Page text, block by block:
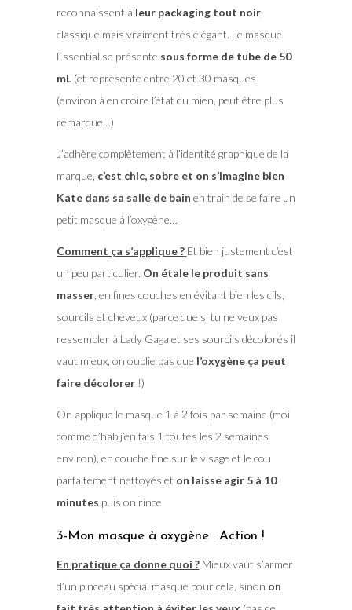
reconnaissent à leur packaging tout noir,
classique mais vraiment très élégant. Le masque
Essential se présente sous forme de tube de 50
mL(et représente entre 20 et 30 masques
(environ à en croire l’état du mien, peut être plus
remarque…)
J’adhère complètement à l’identité graphique de la
marque, c’est chic, sobre et on s’imagine bien
Kate dans sa salle de bain en train de se faire un
petit masque à l’oxygène…
Comment ça s’applique ? Et bien justement c’est
un peu particulier. On étale le produit sans
masser, en fines couches en évitant bien les cils,
sourcils et cheveux (parce que si tu ne veux pas
ressembler à Lady Gaga et ses sourcils décolorés il
vaut mieux, on oublie pas que l’oxygène ça peut
faire décolorer!)
On applique le masque 1 à 2 fois par semaine (moi
comme d’hab j’en fais 1 toutes les 2 semaines
environ), en couche fine sur le visage et le cou
parfaitement nettoyés et on laisse agir 5 à 10
minutes puis on rince.
3-Mon masque à oxygène : Action !
En pratique ça donne quoi ?Mieux vaut s’armer
d’un pinceau spécial masque pour cela, sinon on